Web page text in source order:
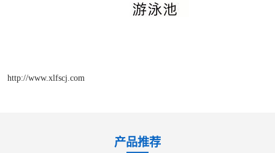
http://www.xlfscj.com
产品推荐